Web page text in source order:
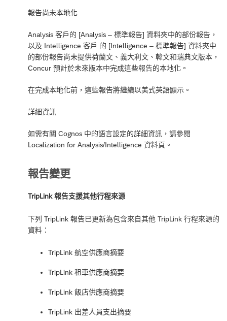
報告尚未本地化
Analysis 客戶的 [Analysis – 標準報告] 資料夾中的部份報告，
以及 Intelligence 客戶 的 [Intelligence – 標準報告] 資料夾中
的部份報告尚未提供荷蘭文、義大利文、韓文和瑞典文版本，
Concur 預計於未來版本中完成這些報告的本地化。
在完成本地化前，這些報告將繼續以美式英語顯示。
詳細資訊
如需有關 Cognos 中的語言設定的詳細資訊，請參閱
Localization for Analysis/Intelligence 資料頁。
報告變更
TripLink 報告支援其他行程來源
下列 TripLink 報告已更新為包含來自其他 TripLink 行程來源的
資料：
TripLink 航空供應商摘要
TripLink 租車供應商摘要
TripLink 飯店供應商摘要
TripLink 出差人員支出摘要